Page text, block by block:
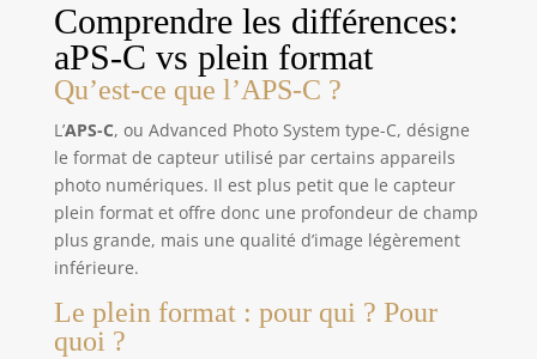
Comprendre les différences:
aPS-C vs plein format
Qu’est-ce que l’APS-C ?
L’APS-C, ou Advanced Photo System type-C, désigne
le format de capteur utilisé par certains appareils
photo numériques. Il est plus petit que le capteur
plein format et offre donc une profondeur de champ
plus grande, mais une qualité d’image légèrement
inférieure.
Le plein format : pour qui ? Pour
quoi ?